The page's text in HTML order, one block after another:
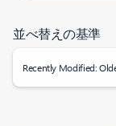
並べ替えの基準
Recently Modified: